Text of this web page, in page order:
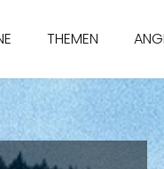
THEMEN